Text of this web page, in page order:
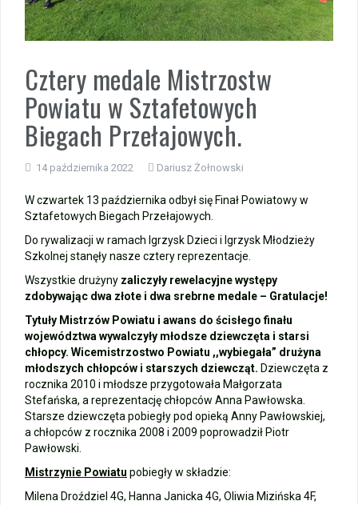
Wycieczka klasy 3b i 3d do Zieleniewa i Kołobrzegu
„Ostatni zamek „
🌊🏰 Wycieczka do Trójmiasta i Malborka 🏰🌊
📚🧇🍧PODZIĘKOWANIA🍧🧇📚
Ósme miejsce w województwie i brązowy medal indywidualnie!
Nasi lekkoatleci w czołówce województwa!
Cztery medale Mistrzostw
Powiatu w Sztafetowych
Biegach Przełajowych.
14 października 2022 Dariusz Żołnowski
W czwartek 13 października odbył się Finał Powiatowy w
Sztafetowych Biegach Przełajowych.
Do rywalizacji w ramach Igrzysk Dzieci i Igrzysk Młodzieży
Szkolnej stanęły nasze cztery reprezentacje.
Wszystkie drużyny zaliczyły rewelacyjne występy
zdobywając dwa złote i dwa srebrne medale – Gratulacje!
Tytuły Mistrzów Powiatu i awans do ścisłego finału
województwa wywalczyły młodsze dziewczęta i starsi
chłopcy. Wicemistrzostwo Powiatu ,,wybiegała” drużyna
młodszych chłopców i starszych dziewcząt. Dziewczęta z
rocznika 2010 i młodsze przygotowała Małgorzata
Stefańska, a reprezentację chłopców Anna Pawłowska.
Starsze dziewczęta pobiegły pod opieką Anny Pawłowskiej,
a chłopców z rocznika 2008 i 2009 poprowadził Piotr
Pawłowski.
Mistrzynie Powiatu pobiegły w składzie:
Milena Droździel 4G, Hanna Janicka 4G, Oliwia Mizińska 4F,